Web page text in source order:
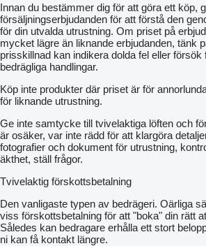
Innan du bestämmer dig för att göra ett köp,
försäljningserbjudanden för att förstå den
för din utvalda utrustning. Om priset på
mycket lägre än liknande erbjudanden, tänk
prisskillnad kan indikera dolda fel eller försök
bedrägliga handlingar.
Köp inte produkter där priset är för
för liknande utrustning.
Ge inte samtycke till tvivelaktiga löften och
är osäker, var inte rädd för att klargöra
fotografier och dokument för utrustning,
äkthet, ställ frågor.
Tvivelaktig förskottsbetalning
Den vanligaste typen av bedrägeri. Oärliga
viss förskottsbetalning för att "boka" din rätt
Således kan bedragare erhålla ett stort
ni kan få kontakt längre.